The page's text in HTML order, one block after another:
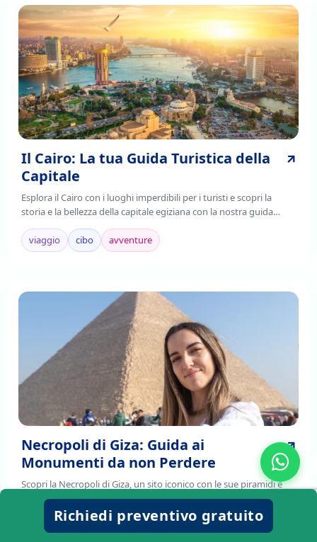
Il Cairo: La tua Guida Turistica della
Capitale
Esplora il Cairo con i luoghi imperdibili per i turisti e scopri la
storia e la bellezza della capitale egiziana con la nostra guida
completa. Leggi ora!
viaggio
cibo avventure
Necropoli di Giza: Guida ai
Monumenti da non Perdere
Scopri la Necropoli di Giza, un sito iconico con le sue piramidi e
sfingi ed esplora monumenti imperdibili e la loro affascinante
storia. Leggi di più!
viaggio
avventure
Richiedi preventivo gratuito